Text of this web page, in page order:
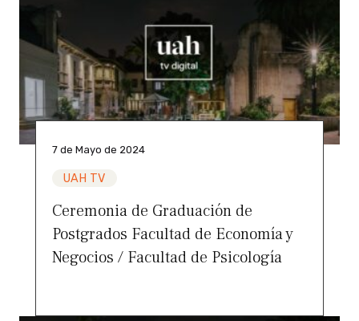
7 de Mayo de 2024
UAH TV
Ceremonia de Graduación de
Postgrados Facultad de Economía y
Negocios / Facultad de Psicología